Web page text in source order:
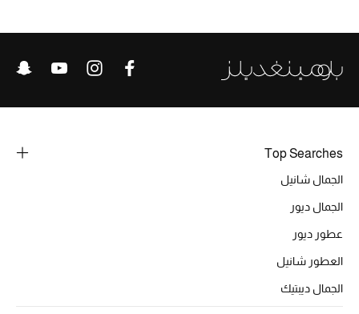
الحقائب
دليل ملتزمات الحقائب
حقائب الأطفال
Top Searches
الجمال شانيل
الجمال ديور
عطور ديور
العطور شانيل
الجمال ديبتيك